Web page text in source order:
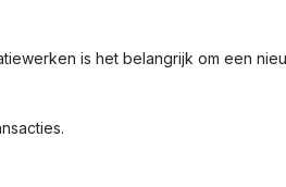
is het belangrijk om een